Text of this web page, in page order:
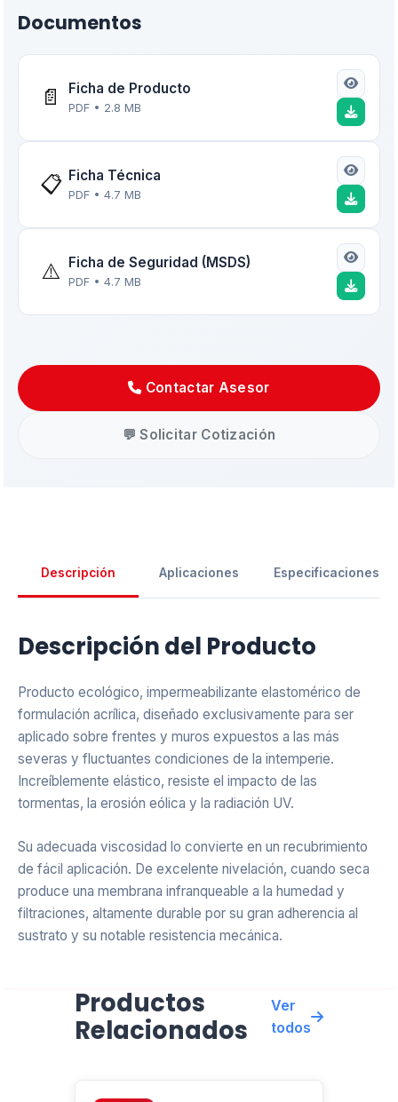
Documentos
📄 Ficha de Producto
PDF • 2.8 MB
📋 Ficha Técnica
PDF • 4.7 MB
⚠️ Ficha de Seguridad (MSDS)
PDF • 4.7 MB
Contactar Asesor
💬 Solicitar Cotización
Descripción Aplicaciones Especificaciones
Descripción del Producto
Producto ecológico, impermeabilizante elastomérico de
formulación acrílica, diseñado exclusivamente para ser
aplicado sobre frentes y muros expuestos a las más
severas y fluctuantes condiciones de la intemperie.
Increíblemente elástico, resiste el impacto de las
tormentas, la erosión eólica y la radiación UV.
Su adecuada viscosidad lo convierte en un recubrimiento
de fácil aplicación. De excelente nivelación, cuando seca
produce una membrana infranqueable a la humedad y
filtraciones, altamente durable por su gran adherencia al
sustrato y su notable resistencia mecánica.
poder cubritivo con un elevado índice de elasticidad
isótropo (multidireccional), resistente no sólo a exigencias
Productos
Relacionados
Ver
todos